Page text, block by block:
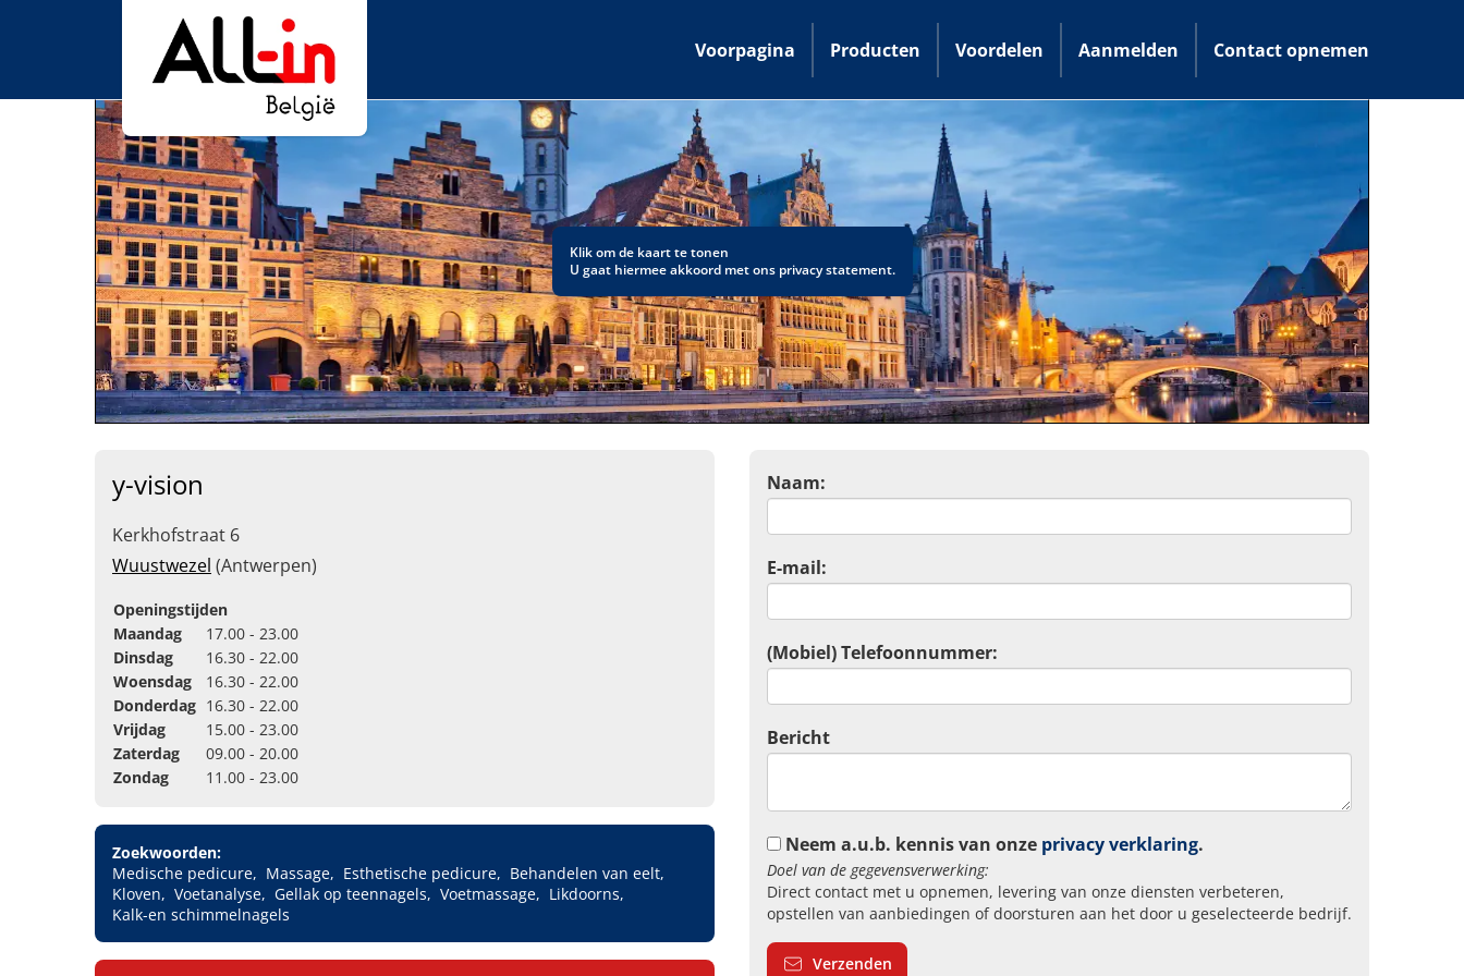
Voorpagina Producten Voordelen Aanmelden Contact opnemen
Klik om de kaart te tonen
U gaat hiermee akkoord met ons privacy statement.
y-vision
Kerkhofstraat 6
Wuustwezel (Antwerpen)
Openingstijden
Maandag
17.00 - 23.00
Dinsdag
16.30 - 22.00
Woensdag
16.30 - 22.00
Donderdag 16.30 - 22.00
Vrijdag
15.00 - 23.00
Zaterdag
09.00 - 20.00
Zondag
11.00 - 23.00
Zoekwoorden:
Medische pedicure
Massage Esthetische pedicure
Behandelen van eelt
Kloven
Voetanalyse Gellak op teennagels Voetmassage
Likdoorns
Kalk-en schimmelnagels
Naam:
E-mail:
(Mobiel) Telefoonnummer:
Bericht
Neem a.u.b. kennis van onze privacy verklaring.
Doel van de gegevensverwerking:
Direct contact met u opnemen, levering van onze diensten verbeteren,
opstellen van aanbiedingen of doorsturen aan het door u geselecteerde bedrijf.
Verzenden